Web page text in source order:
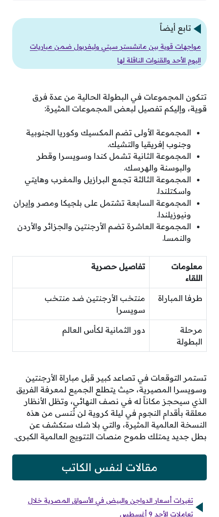
تابع أيضاً
مواجهات قوية بين مانشستر سيتي وليفربول ضمن مباريات
اليوم الأحد والقنوات الناقلة لها
تتكون المجموعات في البطولة الحالية من عدة فرق
قوية، وإليكم تفصيل لبعض المجموعات المثيرة:
المجموعة الأولى تضم المكسيك وكوريا الجنوبية
وجنوب إفريقيا والتشيك.
المجموعة الثانية تشمل كندا وسويسرا وقطر
والبوسنة والهرسك.
المجموعة الثالثة تجمع البرازيل والمغرب وهايتي
واسكتلندا.
المجموعة السابعة تشتمل على بلجيكا ومصر وإيران
ونيوزيلندا.
المجموعة العاشرة تضم الأرجنتين والجزائر والأردن
والنمسا.
معلومات
اللقاء
تفاصيل حصرية
طرفا المباراة
منتخب الأرجنتين ضد منتخب
سويسرا
مرحلة
البطولة
دور الثمانية لكأس العالم
تستمر التوقعات في تصاعد كبير قبل مباراة الأرجنتين
وسويسرا المصيرية، حيث يتطلع الجميع لمعرفة الفريق
الذي سيحجز مكاناً له في نصف النهائي، وتظل الأنظار
معلقة بأقدام النجوم في ليلة كروية لن تُنسى من هذه
النسخة العالمية المثيرة، والتي بلا شك ستكشف عن
بطل جديد يمتلك طموح منصات التتويج العالمية الكبرى.
مقالات لنفس الكاتب
تغيرات أسعار الدواجن والبيض في الأسواق المصرية خلال
تعاملات الأحد 9 أغسطس